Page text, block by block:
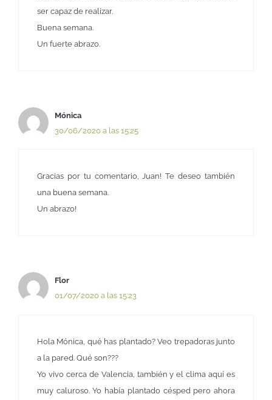
ser capaz de realizar.
Buena semana.
Un fuerte abrazo.
Mónica
30/06/2020 a las 15:25
Gracias por tu comentario, Juan! Te deseo también
una buena semana.
Un abrazo!
Flor
01/07/2020 a las 15:23
Hola Mónica, qué has plantado? Veo trepadoras junto
a la pared. Qué son???
Yo vivo cerca de Valencia, también y el clima aquí es
muy caluroso. Yo había plantado césped pero ahora